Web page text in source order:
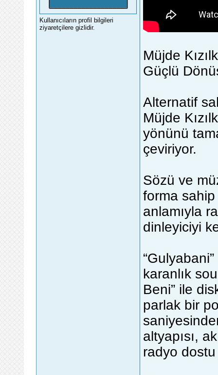
Kullanıcıların profil bilgileri
ziyaretçilere gizlidir.
Müjde
Güçlü
Alternatif
Müjde
yönünü
çeviriyor.
Sözü ve
forma sahip
anlamıyla
dinleyiciyi
karanlık
Beni” ile
parlak bir
altyapısı,
radyo dostu